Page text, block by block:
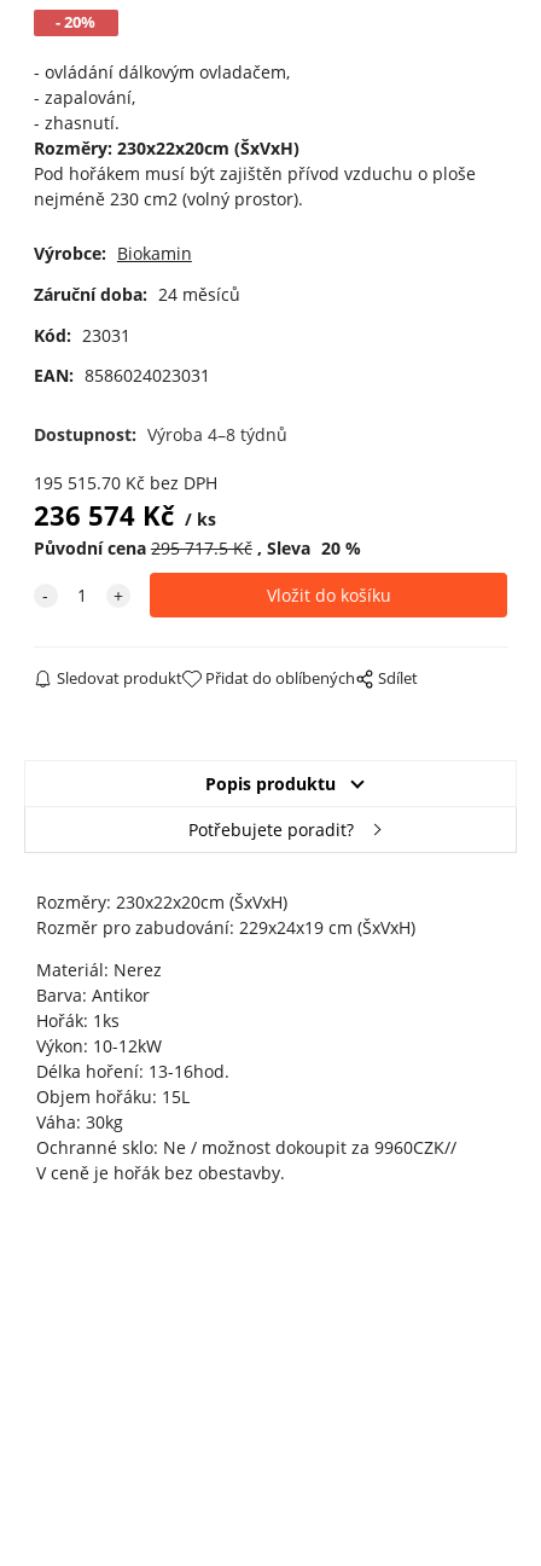
- 20%
- ovládání dálkovým ovladačem,
- zapalování,
- zhasnutí.
Rozměry: 230x22x20cm (ŠxVxH)
Pod hořákem musí být zajištěn přívod vzduchu o ploše
nejméně 230 cm2 (volný prostor).
Výrobce: Biokamin
Záruční doba: 24 měsíců
Kód: 23031
EAN: 8586024023031
Dostupnost: Výroba 4–8 týdnů
195 515.70Kč bez DPH
236 574Kč
ks
Původní cena 295 717.5Kč Sleva 20%
Sledovat produkt Přidat do oblíbených Sdílet
Popis produktu
Potřebujete poradit?
Rozměry: 230x22x20cm (ŠxVxH)
Rozměr pro zabudování: 229x24x19 cm (ŠxVxH)
Materiál: Nerez
Barva: Antikor
Hořák: 1ks
Výkon: 10-12kW
Délka hoření: 13-16hod.
Objem hořáku: 15L
Váha: 30kg
Ochranné sklo: Ne / možnost dokoupit za 9960CZK//
V ceně je hořák bez obestavby.